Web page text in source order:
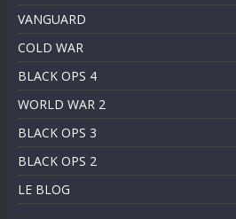
VANGUARD
COLD WAR
BLACK OPS 4
WORLD WAR 2
BLACK OPS 3
BLACK OPS 2
LE BLOG